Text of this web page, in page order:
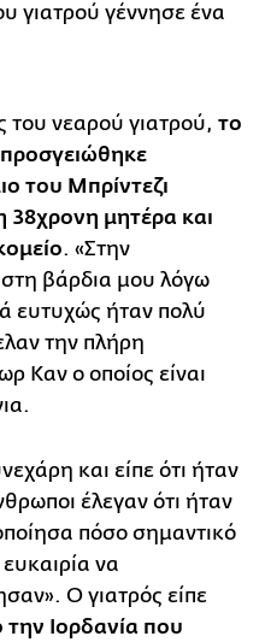
γιατρού γέννησε ένα
του νεαρού γιατρού, το
του Μπρίντεζι
38χρονη μητέρα και
. «Στην
βάρδια μου λόγω
ευτυχώς ήταν πολύ
την πλήρη
Καν ο οποίος είναι
και είπε ότι ήταν
έλεγαν ότι ήταν
πόσο σημαντικό
να
Ο γιατρός είπε
Ιορδανία που